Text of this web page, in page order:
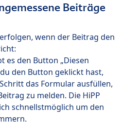
Beiträge
wenn der Beitrag den
es den Button „Diesen
den Button geklickt hast,
das Formular ausfüllen,
zu melden. Die HiPP
schnellstmöglich um den